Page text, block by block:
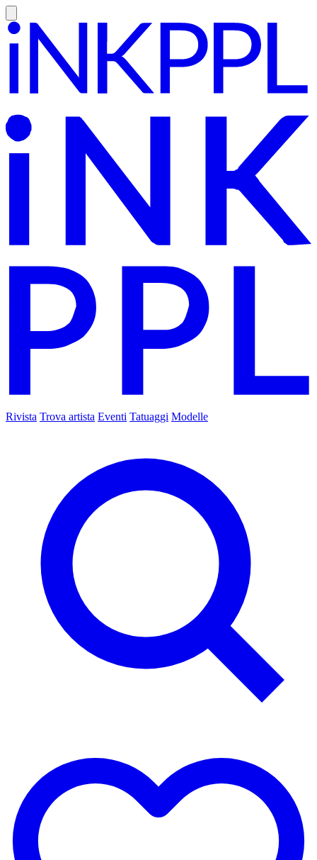
Rivista Trova artista Eventi Tatuaggi Modelle